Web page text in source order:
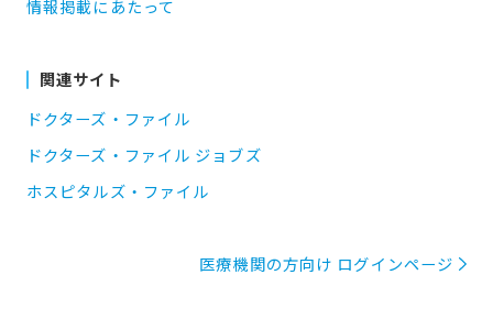
情報掲載にあたって
関連サイト
ドクターズ・ファイル
ドクターズ・ファイル ジョブズ
ホスピタルズ・ファイル
医療機関の方向け ログインページ